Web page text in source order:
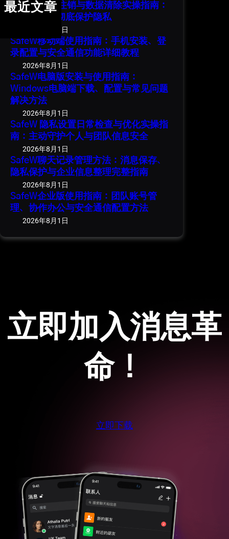
最近文章
SafeW 账号注销与数据清除实操指南：
安全退出并彻底保护隐私
2026年8月1日
SafeW移动端使用指南：手机安装、登
录配置与安全通信功能详细教程
2026年8月1日
SafeW电脑版安装与使用指南：
Windows电脑端下载、配置与常见问题
解决方法
2026年8月1日
SafeW 隐私设置日常检查与优化实操指
南：主动守护个人与团队信息安全
2026年8月1日
SafeW聊天记录管理方法：消息保存、
隐私保护与企业信息整理完整指南
2026年8月1日
SafeW企业版使用指南：团队账号管
理、协作办公与安全通信配置方法
2026年8月1日
立即加入消息革
命！
立即下载